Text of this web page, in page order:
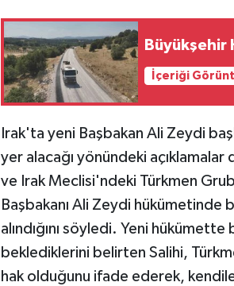
Büyükşehir
İçeriği
Irak'ta yeni Başbakan Ali Zeydi
yer alacağı yönündeki
ve Irak Meclisi'ndeki Türkmen
Başbakanı Ali Zeydi hükümetinde
alındığını söyledi. Yeni hükümette
beklediklerini belirten Salihi,
hak olduğunu ifade ederek,